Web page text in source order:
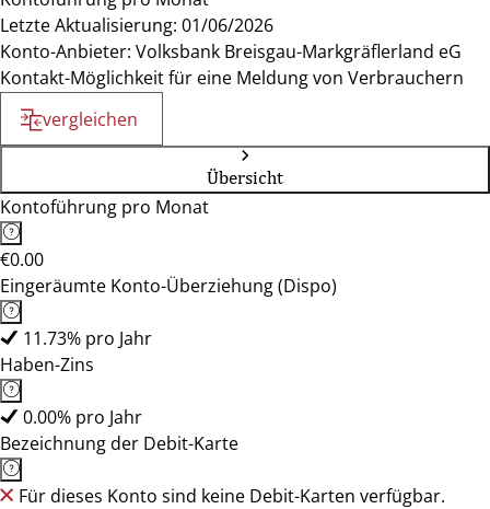
Letzte Aktualisierung: 01/06/2026
Konto-Anbieter: Volksbank Breisgau-Markgräflerland eG
Kontakt-Möglichkeit für eine Meldung von Verbrauchern
vergleichen
Übersicht
Kontoführung pro Monat
€0.00
Eingeräumte Konto-Überziehung (Dispo)
11.73% pro Jahr
Haben-Zins
0.00% pro Jahr
Bezeichnung der Debit-Karte
Für dieses Konto sind keine Debit-Karten verfügbar.